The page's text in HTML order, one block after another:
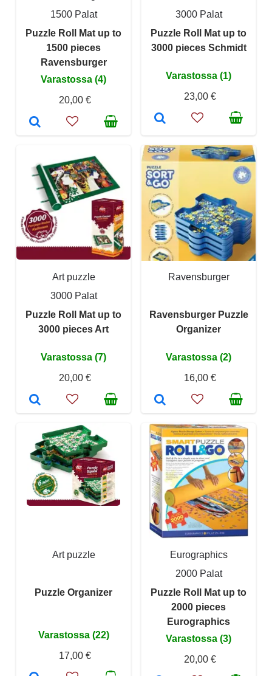
1500 Palat
Puzzle Roll Mat up to
1500 pieces
Ravensburger
Varastossa (4)
20,00 €
3000 Palat
Puzzle Roll Mat up to
3000 pieces Schmidt
Varastossa (1)
23,00 €
Art puzzle
3000 Palat
Puzzle Roll Mat up to
3000 pieces Art
Varastossa (7)
20,00 €
Ravensburger
Ravensburger Puzzle
Organizer
Varastossa (2)
16,00 €
Art puzzle
Puzzle Organizer
Varastossa (22)
17,00 €
Eurographics
2000 Palat
Puzzle Roll Mat up to
2000 pieces
Eurographics
Varastossa (3)
20,00 €